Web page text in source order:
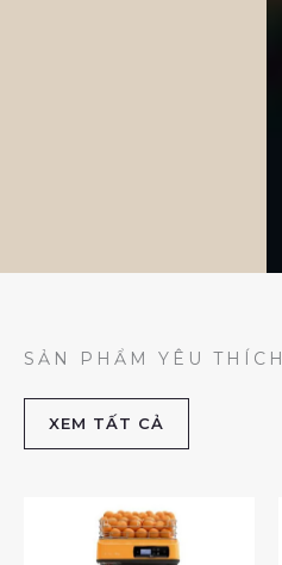
SẢN PHẨM YÊU THÍCH
XEM TẤT CẢ